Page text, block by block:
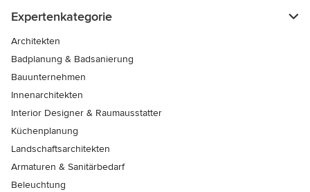
Expertenkategorie
Architekten
Badplanung & Badsanierung
Bauunternehmen
Innenarchitekten
Interior Designer & Raumausstatter
Küchenplanung
Landschaftsarchitekten
Armaturen & Sanitärbedarf
Beleuchtung